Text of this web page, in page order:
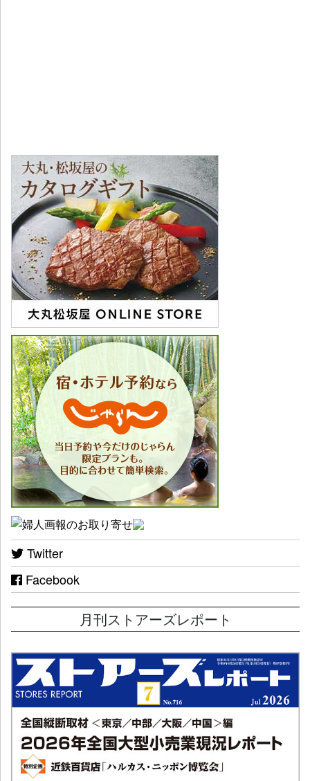
Twitter
Facebook
月刊ストアーズレポート